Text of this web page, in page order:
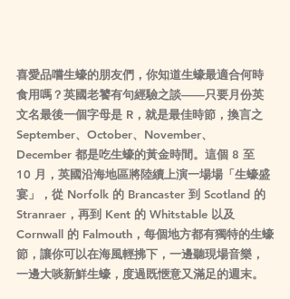
喜愛品嚐生蠔的朋友們，你知道生蠔最適合何時
食用嗎？英國老饕有句經驗之談——只要月份英
文名最後一個字母是 R ，就是最佳時節，換言之
September、October、November、
December 都是吃生蠔的黃金時間。這個 8 至
10 月，英國沿海地區將陸續上演一場場「生蠔盛
宴」，從 Norfolk 的 Brancaster 到 Scotland 的
Stranraer ，再到 Kent 的 Whitstable 以及
Cornwall 的 Falmouth ，每個地方都有獨特的生蠔
節，讓你可以在海風輕拂下，一邊聽現場音樂，
一邊大啖新鮮生蠔，度過既愜意又滿足的週末。